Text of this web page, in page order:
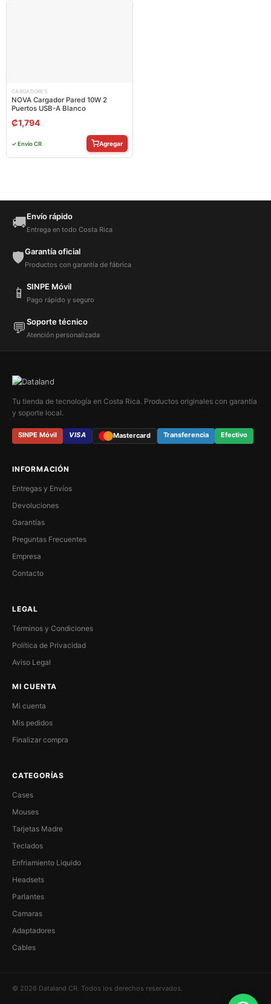
CARGADORES
NOVA Cargador Pared 10W 2
Puertos USB-A Blanco
₡1,794
✓ Envío CR Agregar
🚚Envío rápido
Entrega en todo Costa Rica
🛡️Garantía oficial
Productos con garantía de fábrica
📱 SINPE Móvil
Pago rápido y seguro
💬Soporte técnico
Atención personalizada
Tu tienda de tecnología en Costa Rica. Productos originales con garantía
y soporte local.
SINPE Móvil VISA Mastercard Transferencia Efectivo
INFORMACIÓN
Entregas y Envíos
Devoluciones
Garantías
Preguntas Frecuentes
Empresa
Contacto
LEGAL
Términos y Condiciones
Política de Privacidad
Aviso Legal
MI CUENTA
Mi cuenta
Mis pedidos
Finalizar compra
CATEGORÍAS
Cases
Mouses
Tarjetas Madre
Teclados
Enfriamiento Liquido
Headsets
Parlantes
Camaras
Adaptadores
Cables
© 2026 Dataland CR. Todos los derechos reservados.